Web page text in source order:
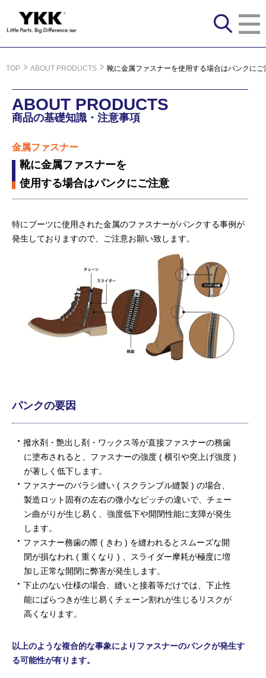
TOP ABOUT PRODUCTS 靴に金属ファスナーを使用する場合はパンクにご
ABOUT PRODUCTS
商品の基礎知識・注意事項
金属ファスナー
靴に金属ファスナーを
使用する場合はパンクにご注意
特にブーツに使用された金属のファスナーがパンクする事例が
発生しておりますので、ご注意お願い致します。
パンクの要因
撥水剤・艶出し剤・ワックス等が直接ファスナーの務歯
に塗布されると、ファスナーの強度 ( 横引や突上げ強度 )
が著しく低下します。
ファスナーのバラシ縫い ( スクランブル縫製 ) の場合、
製造ロット固有の左右の微小なピッチの違いで、チェー
ン曲がりが生じ易く、強度低下や開閉性能に支障が発生
します。
ファスナー務歯の際 ( きわ ) を縫われるとスムーズな開
閉が損なわれ ( 重くなり ) 、スライダー摩耗が極度に増
加し正常な開閉に弊害が発生します。
下止のない仕様の場合、縫いと接着等だけでは、下止性
能にばらつきが生じ易くチェーン割れが生じるリスクが
高くなります。
以上のような複合的な事象によりファスナーのパンクが発生す
る可能性が有ります。